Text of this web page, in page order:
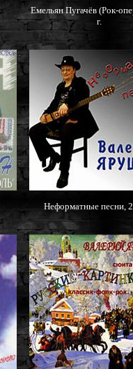
Емельян Пугачёв (Рок-
г.
Неформатные песни,